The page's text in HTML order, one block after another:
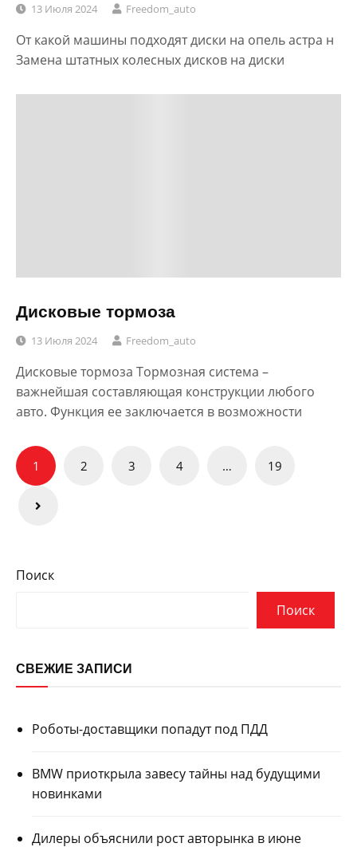
13 Июля 2024 Freedom_auto
От какой машины подходят диски на опель астра н
Замена штатных колесных дисков на диски
Дисковые тормоза
13 Июля 2024 Freedom_auto
Дисковые тормоза Тормозная система –
важнейшая составляющая конструкции любого
авто. Функция ее заключается в возможности
Пагинация
записей
1 2 3 4 … 19
Поиск
Поиск
СВЕЖИЕ ЗАПИСИ
Роботы-доставщики попадут под ПДД
BMW приоткрыла завесу тайны над будущими
новинками
Дилеры объяснили рост авторынка в июне